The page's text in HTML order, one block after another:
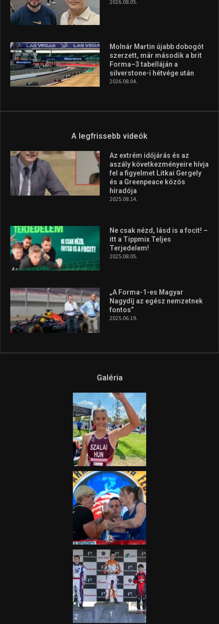
2026.08.05.
Molnár Martin újabb dobogót
szerzett, már második a brit
Forma–3 tabelláján a
silverstone-i hétvége után
2026.08.04.
A legfrissebb videók
Az extrém időjárás és az
aszály következményeire hívja
fel a figyelmet Litkai Gergely
és a Greenpeace közös
híradója
2025.08.14.
Ne csak nézd, lásd is a focit! –
itt a Tippmix Teljes
Terjedelem!
2025.08.05.
„A Forma-1-es Magyar
Nagydíj az egész nemzetnek
fontos”
2025.06.19.
Galéria